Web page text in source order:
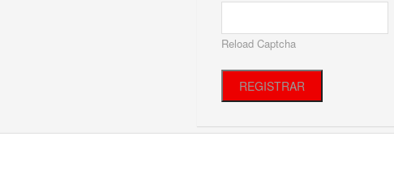
Reload Captcha
REGISTRAR